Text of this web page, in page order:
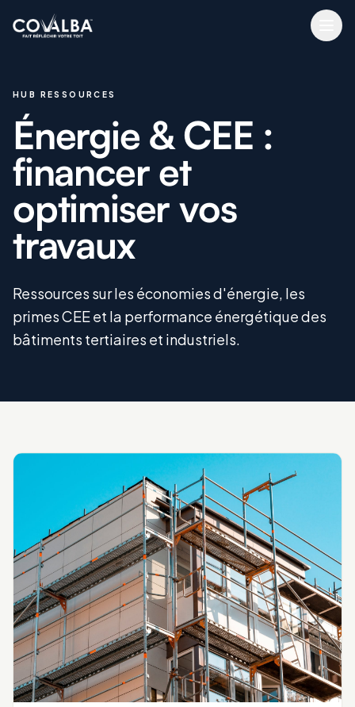
HUB RESSOURCES
Énergie & CEE :
financer et
optimiser vos
travaux
Ressources sur les économies d'énergie, les
primes CEE et la performance énergétique des
bâtiments tertiaires et industriels.